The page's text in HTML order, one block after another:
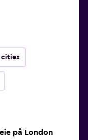
cities
på London